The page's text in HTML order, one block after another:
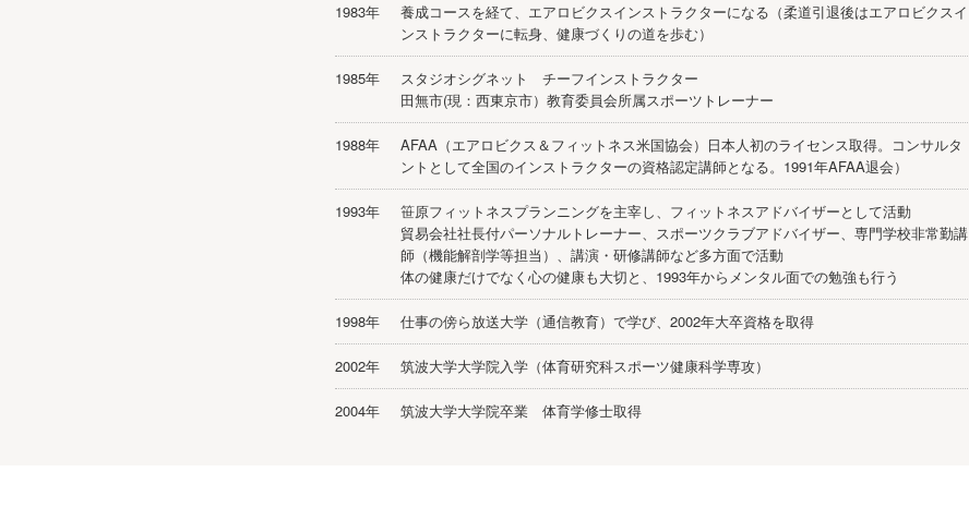
1983年
養成コースを経て、エアロビクスインストラクターになる（柔道引退後はエアロビクスイ
ンストラクターに転身、健康づくりの道を歩む）
1985年
スタジオシグネット チーフインストラクター
田無市(現：西東京市）教育委員会所属スポーツトレーナー
1988年
AFAA（エアロビクス＆フィットネス米国協会）日本人初のライセンス取得。コンサルタ
ントとして全国のインストラクターの資格認定講師となる。1991年AFAA退会）
1993年
笹原フィットネスプランニングを主宰し、フィットネスアドバイザーとして活動
貿易会社社長付パーソナルトレーナー、スポーツクラブアドバイザー、専門学校非常勤講
師（機能解剖学等担当）、講演・研修講師など多方面で活動
体の健康だけでなく心の健康も大切と、1993年からメンタル面での勉強も行う
1998年 仕事の傍ら放送大学（通信教育）で学び、2002年大卒資格を取得
2002年 筑波大学大学院入学（体育研究科スポーツ健康科学専攻）
2004年 筑波大学大学院卒業 体育学修士取得